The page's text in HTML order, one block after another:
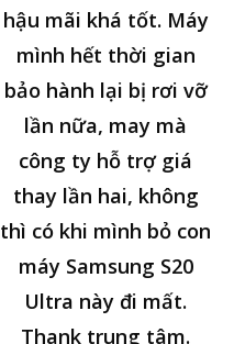
hậu mãi khá tốt. Máy
mình hết thời gian
bảo hành lại bị rơi vỡ
lần nữa, may mà
công ty hỗ trợ giá
thay lần hai, không
thì có khi mình bỏ con
máy Samsung S20
Ultra này đi mất.
Thank trung tâm.